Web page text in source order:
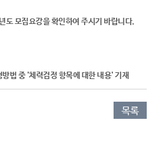
도 모집요강을 확인하여 주시기 바랍니다.
법 중 '체력검정 항목에 대한 내용' 기재
목록